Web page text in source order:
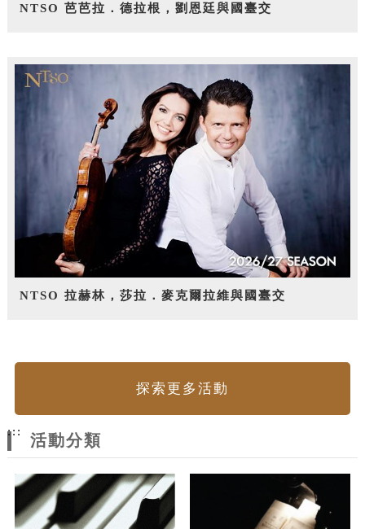
NTSO 芭芭拉．德拉根，劉恩廷與國臺交
NTSO 拉赫林，莎拉．麥克爾拉維與國臺交
探索更多活動
:::
活動分類